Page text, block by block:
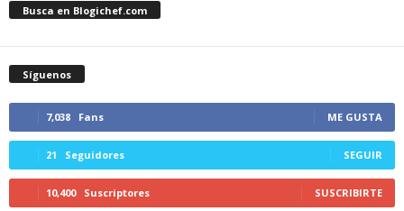
Busca en Blogichef.com
Síguenos
7,038 Fans ME GUSTA
21 Seguidores SEGUIR
10,400 Suscriptores SUSCRIBIRTE